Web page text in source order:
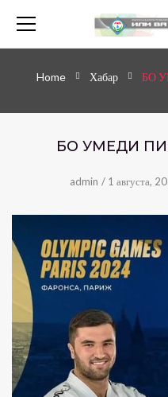
Home Хабар БО
БО УМЕДИ
admin / 1 августа,